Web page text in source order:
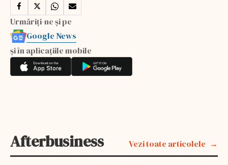
Urmăriți-ne și pe
Google News
și în aplicațiile mobile
Afterbusiness Vezi toate articolele